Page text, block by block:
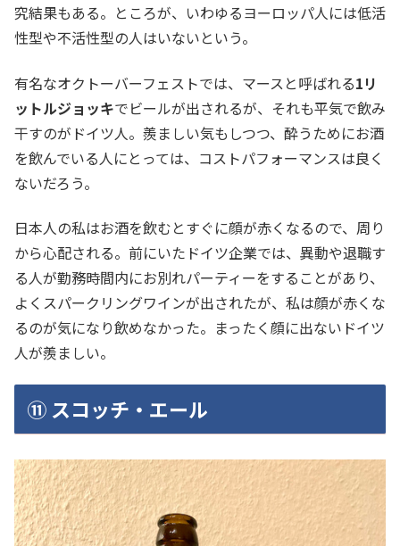
究結果もある。ところが、いわゆるヨーロッパ人には低活
性型や不活性型の人はいないという。
有名なオクトーバーフェストでは、マースと呼ばれる1リ
ットルジョッキでビールが出されるが、それも平気で飲み
干すのがドイツ人。羨ましい気もしつつ、酔うためにお酒
を飲んでいる人にとっては、コストパフォーマンスは良く
ないだろう。
日本人の私はお酒を飲むとすぐに顔が赤くなるので、周り
から心配される。前にいたドイツ企業では、異動や退職す
る人が勤務時間内にお別れパーティーをすることがあり、
よくスパークリングワインが出されたが、私は顔が赤くな
るのが気になり飲めなかった。まったく顔に出ないドイツ
人が羨ましい。
⑪ スコッチ・エール